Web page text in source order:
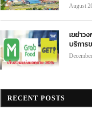
August
เขย่าว
บริการ
RECENT POSTS